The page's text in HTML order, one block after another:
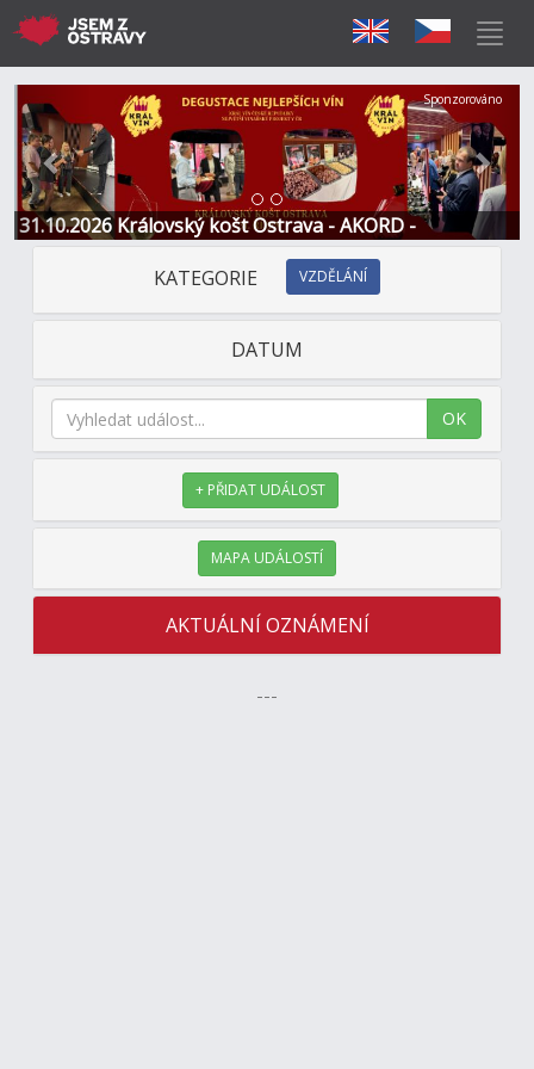
31.10.2026 Královský košt Ostrava - AKORD -
Restaurace a Hotel
Předchozí Další
Sponzorováno
KATEGORIE VZDĚLÁNÍ
DATUM
OK
+ PŘIDAT UDÁLOST
MAPA UDÁLOSTÍ
AKTUÁLNÍ OZNÁMENÍ
---